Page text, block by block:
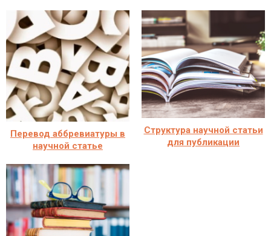
Перевод аббревиатуры в
научной статье
Структура научной статьи
для публикации